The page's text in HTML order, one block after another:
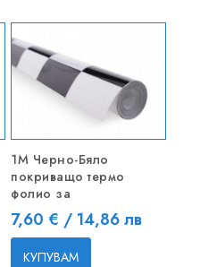
1M Черно-Бяло
покриващо термо
фолио за
Цена
7,60 € / 14,86 лв
КУПУВАМ